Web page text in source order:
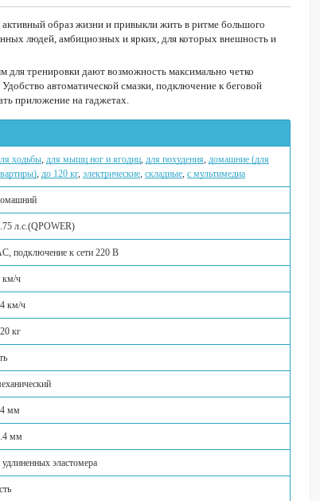
образ жизни и привыкли жить в ритме большого
людей, амбициозных и ярких, для которых внешность и
тренировки дают возможность максимально четко
автоматической смазки, подключение к беговой
приложение на гаджетах.
ходьбы, для мышц ног и ягодиц, для похудения, домашние (для
, до 120 кг, электрические, складные, с мультимедиа
л.с.(QPOWER)
подключение к сети 220 В
км/ч
км/ч
кг
мм
мм
удлиненных эластомера